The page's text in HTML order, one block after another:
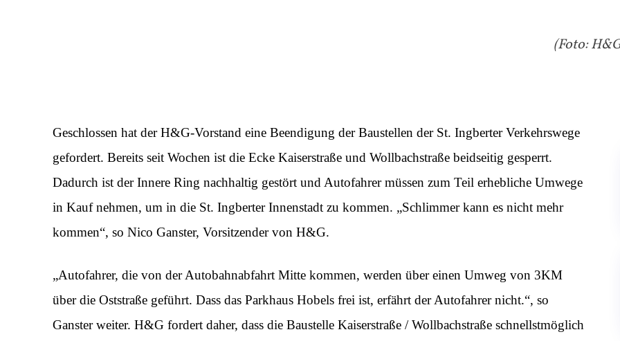
(Foto:
Geschlossen hat der H&G-Vorstand eine Beendigung der Baustellen der St. Ingberter Verkehrswege
gefordert. Bereits seit Wochen ist die Ecke Kaiserstraße und Wollbachstraße beidseitig gesperrt.
Dadurch ist der Innere Ring nachhaltig gestört und Autofahrer müssen zum Teil erhebliche Umwege
in Kauf nehmen, um in die St. Ingberter Innenstadt zu kommen. „Schlimmer kann es nicht mehr
kommen“, so Nico Ganster, Vorsitzender von H&G.
„Autofahrer, die von der Autobahnabfahrt Mitte kommen, werden über einen Umweg von 3KM
über die Oststraße geführt. Dass das Parkhaus Hobels frei ist, erfährt der Autofahrer nicht.“, so
Ganster weiter. H&G fordert daher, dass die Baustelle Kaiserstraße / Wollbachstraße schnellstmöglich